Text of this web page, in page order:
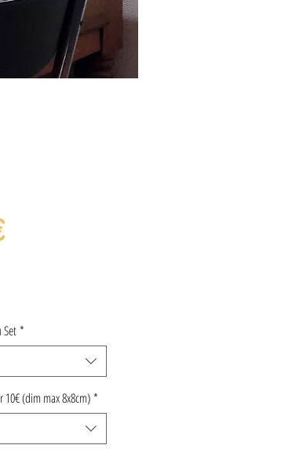
Prix
*
10€ (dim max 8x8cm)*